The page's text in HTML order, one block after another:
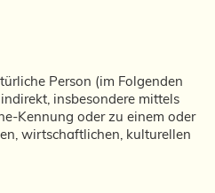
Person (im Folgenden
insbesondere mittels
Kennung oder zu einem oder
wirtschaftlichen, kulturellen